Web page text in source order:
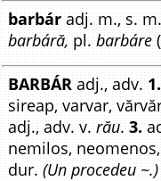
barbár adj. m., s.
barbáră, pl.barbáre (
BARBÁR adj., adv. 1.
sireap, varvar,
adj., adv. v.rău.3.
nemilos,
dur.(Un procedeu ~.)